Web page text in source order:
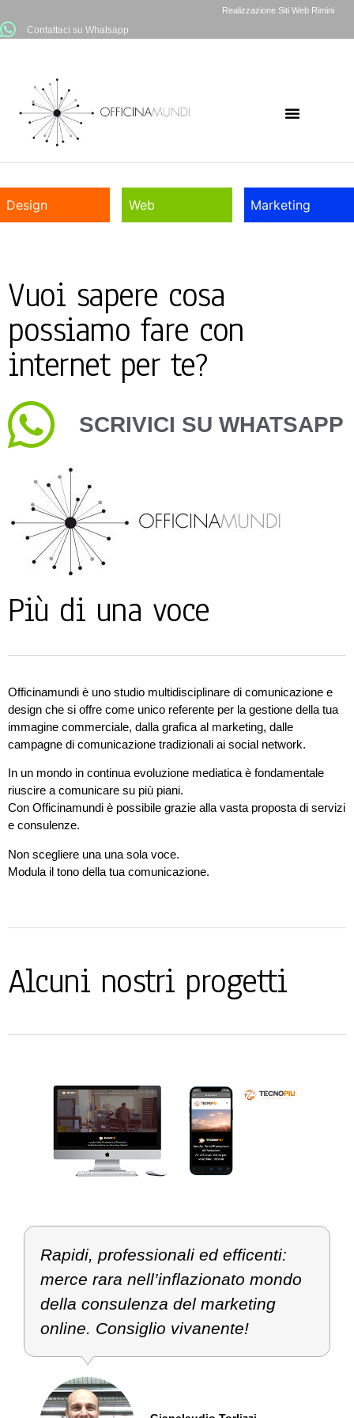
Realizzazione Siti Web Rimini
Contattaci su Whatsapp
Design Web Marketing
Vuoi sapere cosa
possiamo fare con
internet per te?
SCRIVICI SU WHATSAPP
Più di una voce
Officinamundi è uno studio multidisciplinare di comunicazione e
design che si offre come unico referente per la gestione della tua
immagine commerciale, dalla grafica al marketing, dalle
campagne di comunicazione tradizionali ai social network.
In un mondo in continua evoluzione mediatica è fondamentale
riuscire a comunicare su più piani.
Con Officinamundi è possibile grazie alla vasta proposta di servizi
e consulenze.
Non scegliere una una sola voce.
Modula il tono della tua comunicazione.
Alcuni nostri progetti
Rapidi, professionali ed efficenti:
merce rara nell’inflazionato mondo
della consulenza del marketing
online. Consiglio vivanente!